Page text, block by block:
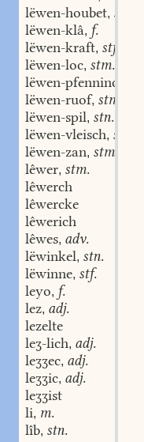
lëwen-houbet, stn.
lëwen-klâ, f.
lëwen-kraft, stf.
lëwen-loc, stm.
lëwen-pfenninc
lëwen-ruof, stm.
lëwen-spil, stn.
lëwen-vleisch, stn.
lëwen-zan, stm.
lêwer, stm.
lêwerch
lêwercke
lêwerich
lêwes, adv.
lëwinkel, stn.
lëwinne, stf.
leyo, f.
lez, adj.
lezelte
leʒ-lich, adj.
leʒʒec, adj.
leʒʒic, adj.
leʒʒist
li, m.
lîb, stn.